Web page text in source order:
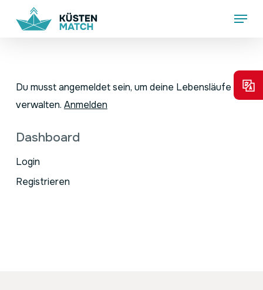
Menu
Du musst angemeldet sein, um deine Lebensläufe zu
verwalten. Anmelden
Dashboard
Login
Registrieren